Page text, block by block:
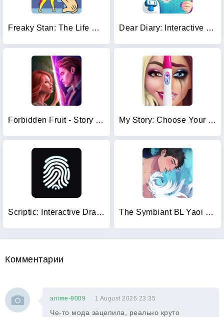
Freaky Stan: The Life Story Dear Diary: Interactive Story
Forbidden Fruit - Story Games My Story: Choose Your Own Path
Scriptic: Interactive Dramas The Symbiant BL Yaoi Story
Комментарии
anime-9009 1 August 2026 23:35
Че-то мода зацепила, реально круто